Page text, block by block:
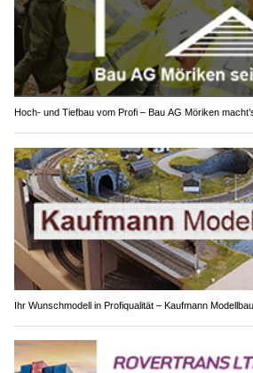
Hoch- und Tiefbau vom Profi – Bau AG Möriken
Ihr Wunschmodell in Profiqualität – Kaufmann